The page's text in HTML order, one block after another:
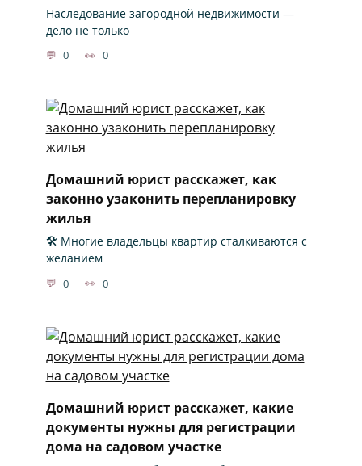
Наследование загородной недвижимости —
дело не только
0 0
Домашний юрист расскажет, как
законно узаконить перепланировку
жилья
🛠️ Многие владельцы квартир сталкиваются с
желанием
0 0
Домашний юрист расскажет, какие
документы нужны для регистрации
дома на садовом участке